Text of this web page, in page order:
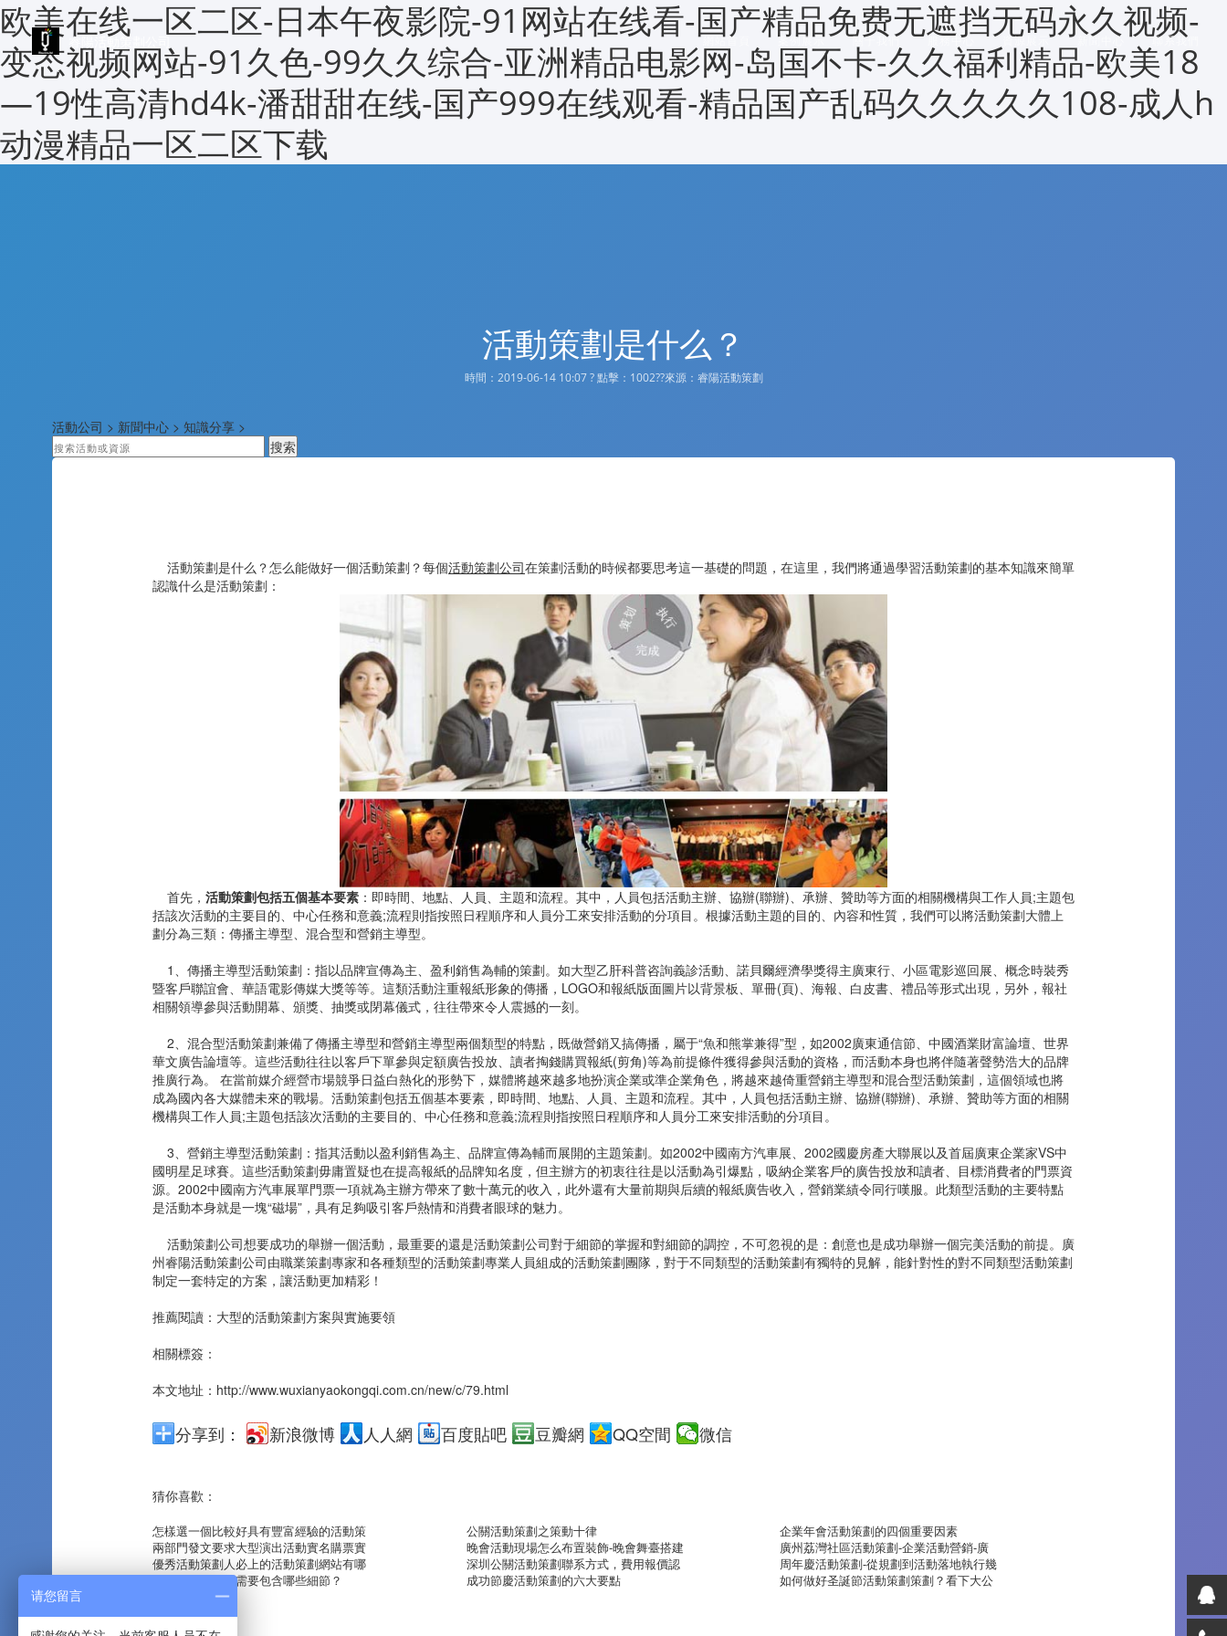
欧美在线一区二区-日本午夜影院-91网站在线看-国产精品免费无遮挡无码永久视频-
变态视频网站-91久色-99久久综合-亚洲精品电影网-岛国不卡-久久福利精品-欧美18
—19性高清hd4k-潘甜甜在线-国产999在线观看-精品国产乱码久久久久久108-成人h
动漫精品一区二区下载
睿陽活動策劃公司 網站首頁 案例展示 關于我們 服務中心 資源展示 聯系我們
活動策劃是什么？
時間：2019-06-14 10:07 ? 點擊： 1002??來源：睿陽活動策劃
活動公司 > 新聞中心 > 知識分享 >
活動策劃是什么？怎么能做好一個活動策劃？每個活動策劃公司在策劃活動的時候都要思考這一基礎的問題，在這里，我們將通過學習活動策劃的基本知識來簡單
認識什么是活動策劃：
首先， 活動策劃包括五個基本要素 ：即時間、地點、人員、主題和流程。其中，人員包括活動主辦、協辦(聯辦)、承辦、贊助等方面的相關機構與工作人員;主題包
括該次活動的主要目的、中心任務和意義;流程則指按照日程順序和人員分工來安排活動的分項目。根據活動主題的目的、內容和性質，我們可以將活動策劃大體上
劃分為三類：傳播主導型、混合型和營銷主導型。
1、傳播主導型活動策劃：指以品牌宣傳為主、盈利銷售為輔的策劃。如大型乙肝科普咨詢義診活動、諾貝爾經濟學獎得主廣東行、小區電影巡回展、概念時裝秀
暨客戶聯誼會、華語電影傳媒大獎等等。這類活動注重報紙形象的傳播，LOGO和報紙版面圖片以背景板、單冊(頁)、海報、白皮書、禮品等形式出現，另外，報社
相關領導參與活動開幕、頒獎、抽獎或閉幕儀式，往往帶來令人震撼的一刻。
2、混合型活動策劃兼備了傳播主導型和營銷主導型兩個類型的特點，既做營銷又搞傳播，屬于“魚和熊掌兼得”型，如2002廣東通信節、中國酒業財富論壇、世界
華文廣告論壇等。這些活動往往以客戶下單參與定額廣告投放、讀者掏錢購買報紙(剪角)等為前提條件獲得參與活動的資格，而活動本身也將伴隨著聲勢浩大的品牌
推廣行為。 在當前媒介經營市場競爭日益白熱化的形勢下，媒體將越來越多地扮演企業或準企業角色，將越來越倚重營銷主導型和混合型活動策劃，這個領域也將
成為國內各大媒體未來的戰場。活動策劃包括五個基本要素，即時間、地點、人員、主題和流程。其中，人員包括活動主辦、協辦(聯辦)、承辦、贊助等方面的相關
機構與工作人員;主題包括該次活動的主要目的、中心任務和意義;流程則指按照日程順序和人員分工來安排活動的分項目。
3、營銷主導型活動策劃：指其活動以盈利銷售為主、品牌宣傳為輔而展開的主題策劃。如2002中國南方汽車展、2002國慶房產大聯展以及首屆廣東企業家VS中
國明星足球賽。這些活動策劃毋庸置疑也在提高報紙的品牌知名度，但主辦方的初衷往往是以活動為引爆點，吸納企業客戶的廣告投放和讀者、目標消費者的門票資
源。2002中國南方汽車展單門票一項就為主辦方帶來了數十萬元的收入，此外還有大量前期與后續的報紙廣告收入，營銷業績令同行嘆服。此類型活動的主要特點
是活動本身就是一塊“磁場”，具有足夠吸引客戶熱情和消費者眼球的魅力。
活動策劃公司想要成功的舉辦一個活動，最重要的還是活動策劃公司對于細節的掌握和對細節的調控，不可忽視的是：創意也是成功舉辦一個完美活動的前提。廣
州睿陽活動策劃公司由職業策劃專家和各種類型的活動策劃專業人員組成的活動策劃團隊，對于不同類型的活動策劃有獨特的見解，能針對性的對不同類型活動策劃
制定一套特定的方案，讓活動更加精彩！
推薦閱讀： 大型的活動策劃方案與實施要領
相關標簽：
本文地址： http://www.wuxianyaokongqi.com.cn/new/c/79.html
分享到： 新浪微博 人人網 百度貼吧 豆瓣網 QQ空間 微信
猜你喜歡：
怎樣選一個比較好具有豐富經驗的活動策 公關活動策劃之策動十律
企業年會活動策劃的四個重要因素
兩部門發文要求大型演出活動實名購票實
晚會活動現場怎么布置裝飾-晚會舞臺搭建
廣州荔灣社區活動策劃-企業活動營銷-廣
優秀活動策劃人必上的活動策劃網站有哪
深圳公關活動策劃聯系方式，費用報價認
周年慶活動策劃-從規劃到活動落地執行幾
開幕式活動策劃需要包含哪些細節？
成功節慶活動策劃的六大要點 如何做好圣誕節活動策劃策劃？看下大公
请您留言